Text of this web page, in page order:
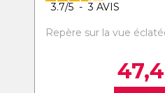
3.7/5 - 3 AVIS
Repère sur la vue